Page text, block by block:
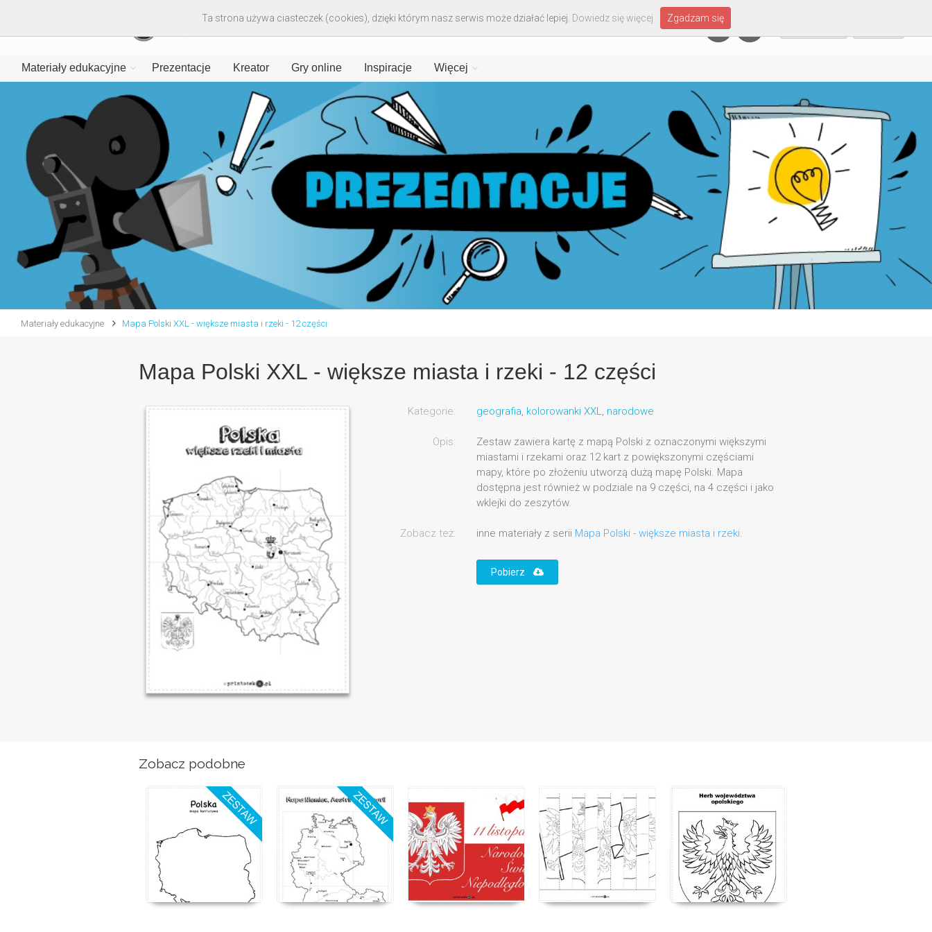
Materiały edukacyjne Prezentacje Kreator Gry online Inspiracje Więcej
Materiały edukacyjne Mapa Polski XXL - większe miasta i rzeki - 12 części
Mapa Polski XXL - większe miasta i rzeki - 12 części
Kategorie: geografia, kolorowanki XXL, narodowe
Opis:
Zestaw zawiera kartę z mapą Polski z oznaczonymi większymi
miastami i rzekami oraz 12 kart z powiększonymi częściami
mapy, które po złożeniu utworzą dużą mapę Polski. Mapa
dostępna jest również w podziale na 9 części, na 4 części i jako
wklejki do zeszytów.
Zobacz też: inne materiały z serii Mapa Polski - większe miasta i rzeki.
Pobierz
Zobacz podobne
Ta strona używa ciasteczek (cookies), dzięki którym nasz serwis może działać lepiej. Dowiedz się więcej Zgadzam się